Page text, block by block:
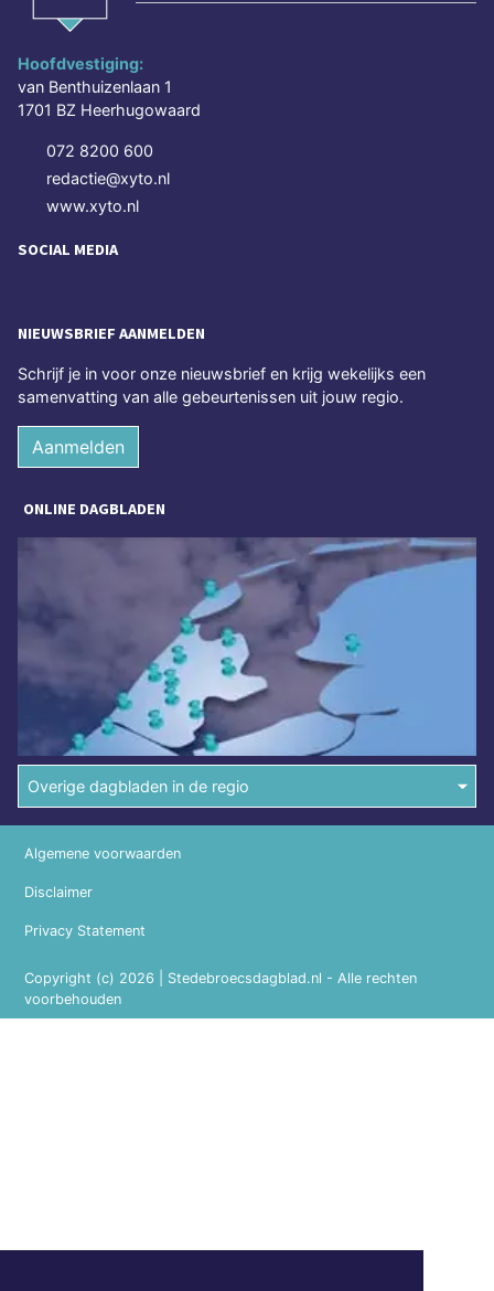
Hoofdvestiging:
van Benthuizenlaan 1
1701 BZ Heerhugowaard
072 8200 600
redactie@xyto.nl
www.xyto.nl
SOCIAL MEDIA
NIEUWSBRIEF AANMELDEN
Schrijf je in voor onze nieuwsbrief en krijg wekelijks een
samenvatting van alle gebeurtenissen uit jouw regio.
Aanmelden
ONLINE DAGBLADEN
Overige dagbladen in de regio
Copyright (c) 2026 | Stedebroecsdagblad.nl - Alle rechten
voorbehouden
Algemene voorwaarden
Disclaimer
Privacy Statement